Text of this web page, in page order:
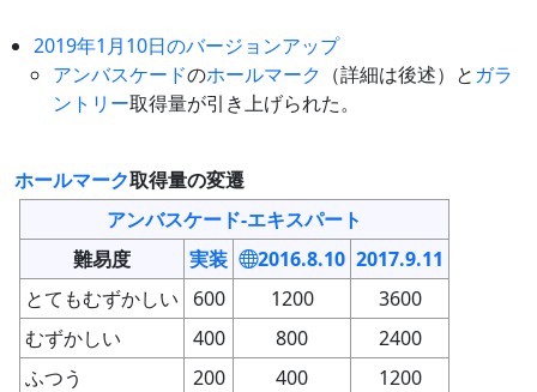
2019年1月10日のバージョンアップ
アンバスケードのホールマーク （詳細は後述）と ガラ
ントリー取得量が引き上げられた。
ホールマーク取得量の変遷
アンバスケード-エキスパート
難易度
実装 2016.8.10 2017.9.11
とてもむずかしい
600 1200
3600
むずかしい
400 800
2400
ふつう
200 400
1200